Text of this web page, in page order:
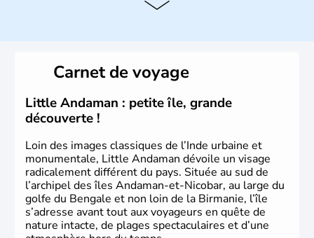
Carnet de voyage
Little Andaman : petite île, grande
découverte !
Loin des images classiques de l’Inde urbaine et
monumentale, Little Andaman dévoile un visage
radicalement différent du pays. Située au sud de
l’archipel des îles Andaman-et-Nicobar, au large du
golfe du Bengale et non loin de la Birmanie, l’île
s’adresse avant tout aux voyageurs en quête de
nature intacte, de plages spectaculaires et d’une